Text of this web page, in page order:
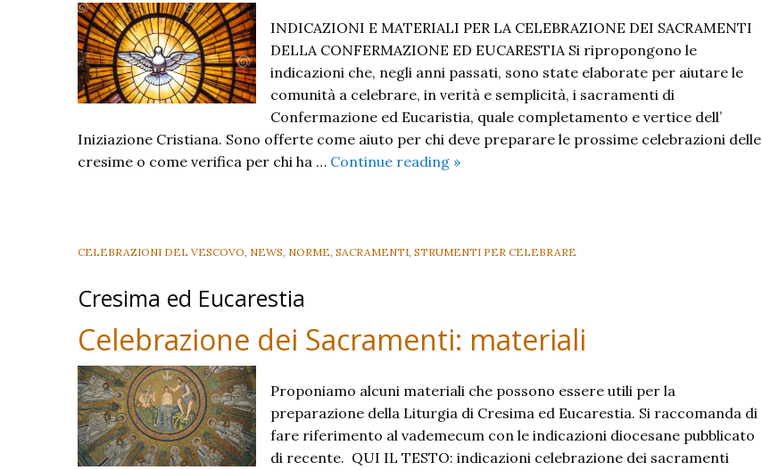
INDICAZIONI E MATERIALI PER LA CELEBRAZIONE DEI SACRAMENTI
DELLA CONFERMAZIONE ED EUCARESTIA Si ripropongono le
indicazioni che, negli anni passati, sono state elaborate per aiutare le
comunità a celebrare, in verità e semplicità, i sacramenti di
Confermazione ed Eucaristia, quale completamento e vertice dell’
Iniziazione Cristiana. Sono offerte come aiuto per chi deve preparare le prossime celebrazioni delle
cresime o come verifica per chi ha … Continue reading Celebrare
Iniziazione
»
CELEBRAZIONI DEL VESCOVO, NEWS, NORME, SACRAMENTI, STRUMENTI PER CELEBRARE
Cresima ed Eucarestia
Celebrazione dei Sacramenti: materiali
Proponiamo alcuni materiali che possono essere utili per la
preparazione della Liturgia di Cresima ed Eucarestia. Si raccomanda di
fare riferimento al vademecum con le indicazioni diocesane pubblicato
di recente. QUI IL TESTO: indicazioni celebrazione dei sacramenti